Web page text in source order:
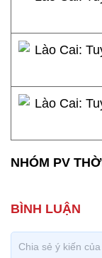
NHÓM PV